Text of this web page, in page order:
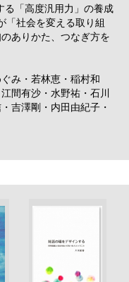
る「高度汎用力」の養成
「社会を変える取り組
ありかた、つなぎ方を
み・若林恵・稲村和
間有沙・水野祐・石川
吉澤剛・内田由紀子・